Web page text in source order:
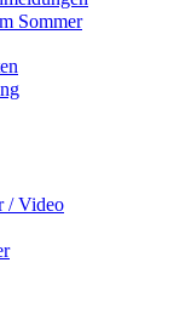
Sommer
/ Video